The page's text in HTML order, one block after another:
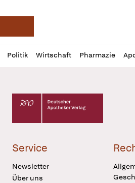
Deutsche Apotheker
Politik Wirtschaft Pharmazie
Profil
öffnen
Daz
Pur
Deutscher Apotheker Verlag Logo
Service
Newsletter
Über uns